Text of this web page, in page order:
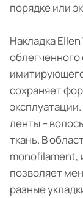
порядке или
Накладка
облегченного
сохраняет
ленты –
ткань. В
monofilament,
позволяет
разные